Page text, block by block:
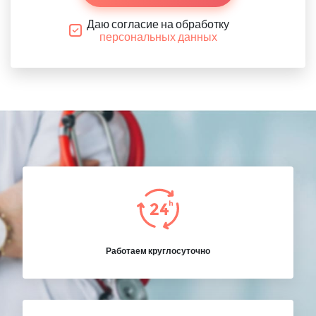
Даю согласие на обработку
персональных данных
Работаем круглосуточно